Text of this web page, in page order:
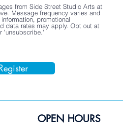
from Side Street Studio Arts at
and
promotional
data rates may apply. Opt out at
'unsubscribe.'
OPEN HOURS